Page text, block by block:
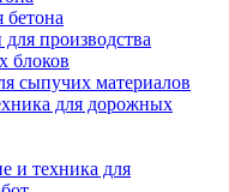
бетона
производства
блоков
сыпучих материалов
для дорожных
и техника для